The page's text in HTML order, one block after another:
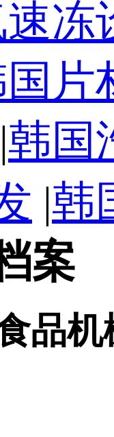
冻
片
|韩国
|韩
案
品